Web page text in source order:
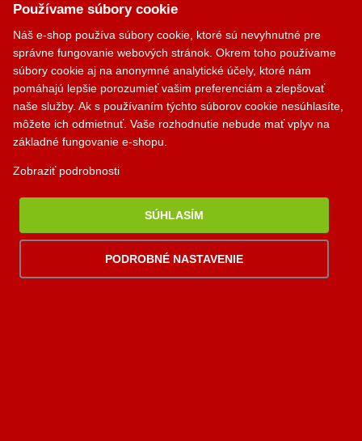
Aký dymovod si vybrať?
Kontakty
PALOMINO KRBY, s.r.o.
Komjatná 210
okr. Ružomberok, 034 96
po-pi 8:00-18:00 hod.
palomino@palomino.sk
Možnosti dopravy
Používame súbory cookie
Náš e-shop používa súbory cookie, ktoré sú nevyhnutné pre
správne fungovanie webových stránok. Okrem toho používame
súbory cookie aj na anonymné analytické účely, ktoré nám
pomáhajú lepšie porozumieť vašim preferenciám a zlepšovať
naše služby. Ak s používaním týchto súborov cookie nesúhlasíte,
môžete ich odmietnuť. Vaše rozhodnutie nebude mať vplyv na
základné fungovanie e-shopu.
Zobraziť podrobnosti
SÚHLASÍM
PODROBNÉ NASTAVENIE
Krbík
Inteligentný krbový asistent